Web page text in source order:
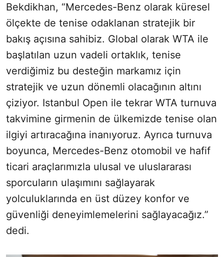
Bekdikhan, “Mercedes-Benz olarak küresel
ölçekte de tenise odaklanan stratejik bir
bakış açısına sahibiz. Global olarak WTA ile
başlatılan uzun vadeli ortaklık, tenise
verdiğimiz bu desteğin markamız için
stratejik ve uzun dönemli olacağının altını
çiziyor. Istanbul Open ile tekrar WTA turnuva
takvimine girmenin de ülkemizde tenise olan
ilgiyi artıracağına inanıyoruz. Ayrıca turnuva
boyunca, Mercedes-Benz otomobil ve hafif
ticari araçlarımızla ulusal ve uluslararası
sporcuların ulaşımını sağlayarak
yolculuklarında en üst düzey konfor ve
güvenliği deneyimlemelerini sağlayacağız.”
dedi.